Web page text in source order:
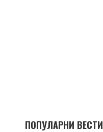
ПОПУЛАРНИ ВЕСТИ